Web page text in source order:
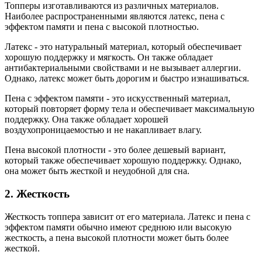
Топперы изготавливаются из различных материалов.
Наиболее распространенными являются латекс, пена с
эффектом памяти и пена с высокой плотностью.
Латекс - это натуральный материал, который обеспечивает
хорошую поддержку и мягкость. Он также обладает
антибактериальными свойствами и не вызывает аллергии.
Однако, латекс может быть дорогим и быстро изнашиваться.
Пена с эффектом памяти - это искусственный материал,
который повторяет форму тела и обеспечивает максимальную
поддержку. Она также обладает хорошей
воздухопроницаемостью и не накапливает влагу.
Пена высокой плотности - это более дешевый вариант,
который также обеспечивает хорошую поддержку. Однако,
она может быть жесткой и неудобной для сна.
2. Жесткость
Жесткость топпера зависит от его материала. Латекс и пена с
эффектом памяти обычно имеют среднюю или высокую
жесткость, а пена высокой плотности может быть более
жесткой.